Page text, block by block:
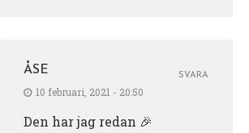
ÅSE
10 februari, 2021 - 20:50
Den har jag redan 🎉
SVARA